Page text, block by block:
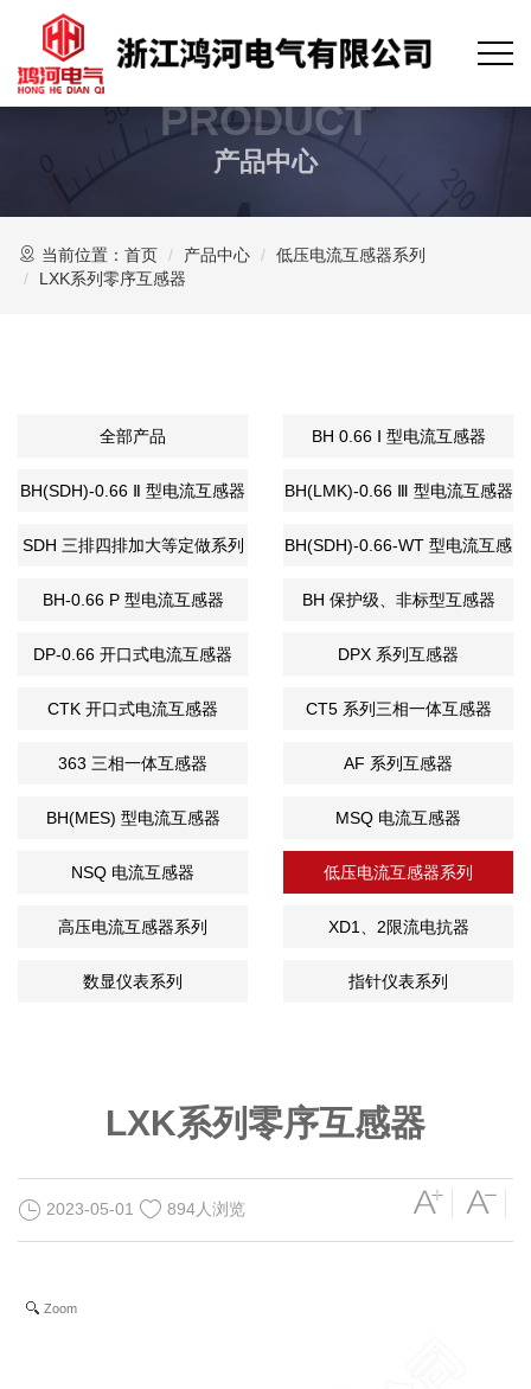
产品中心
PRODUCT
当前位置： 首页 产品中心
低压电流互感器系列
LXK系列零序互感器
全部产品 BH 0.66 Ⅰ 型电流互感器
BH(SDH)-0.66 Ⅱ 型电流互感器 BH(LMK)-0.66 Ⅲ 型电流互感器
SDH 三排四排加大等定做系列 BH(SDH)-0.66-WT 型电流互感
器
BH-0.66 P 型电流互感器 BH 保护级、非标型互感器
DP-0.66 开口式电流互感器 DPX 系列互感器
CTK 开口式电流互感器 CT5 系列三相一体互感器
363 三相一体互感器 AF 系列互感器
BH(MES) 型电流互感器 MSQ 电流互感器
NSQ 电流互感器 低压电流互感器系列
高压电流互感器系列 XD1、2限流电抗器
数显仪表系列 指针仪表系列
LXK系列零序互感器
2023-05-01 894人浏览
Zoom